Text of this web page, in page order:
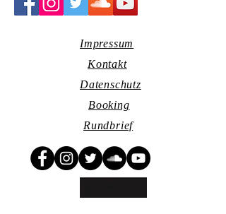
Impressum
Kontakt
Datenschutz
Booking
Rundbrief